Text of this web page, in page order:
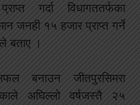
गर्दा विधागततर्फका
जनही १५ हजार प्राप्त गर्ने
बताए ।
बनाउन जीतपुरसिमरा
अघिल्लो वर्षजस्तै २५